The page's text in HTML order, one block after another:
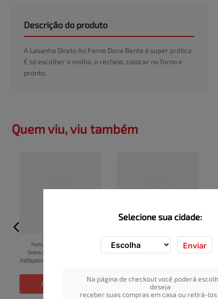
Selecione sua cidade:
Enviar
Na página de checkout você poderá
deseja
receber suas compras em casa ou retirá-
Descrição do produto
A Lasanha Direto Ao Forno Dona Benta é super prática.
É só escolher o molho, o recheio, colocar no forno e
pronto.
Quem viu, viu também
Fettuccine à bolonhesa
Seara 350g
Indisponível
ADICIONAR
Pão tipo Tortilha Wrap
WICKBOLD 100% Integral
ADICIONAR